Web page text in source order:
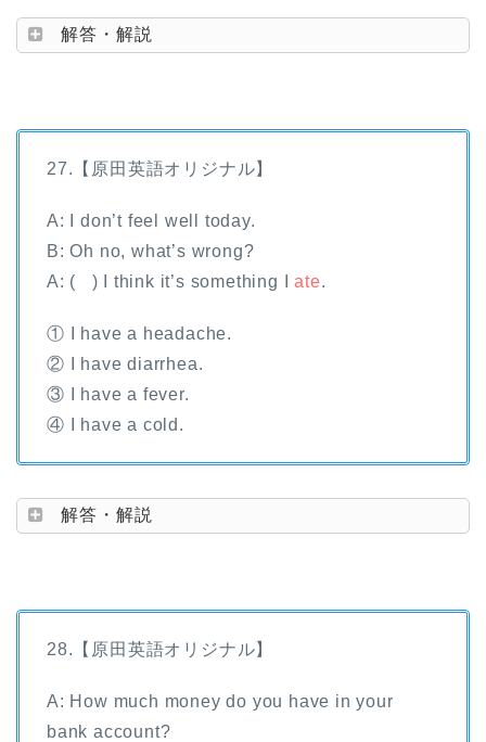
解答・解説
27.【原田英語オリジナル】
A: I don’t feel well today.
B: Oh no, what’s wrong?
A: ( ) I think it’s something Iate.
① I have a headache.
② I have diarrhea.
③ I have a fever.
④ I have a cold.
解答・解説
28.【原田英語オリジナル】
A: How much money do you have in your
bank account?